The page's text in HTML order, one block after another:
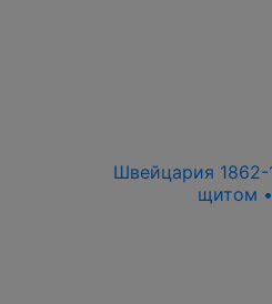
Швейцария 1862-
щитом